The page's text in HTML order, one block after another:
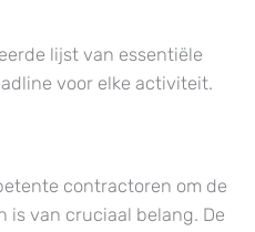
lijst van essentiële
voor elke activiteit.
contractoren om de
is van cruciaal belang. De